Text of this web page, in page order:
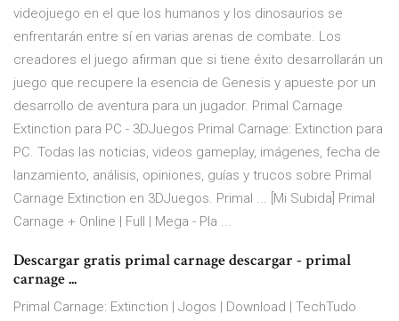
videojuego en el que los humanos y los dinosaurios se
enfrentarán entre sí en varias arenas de combate. Los
creadores el juego afirman que si tiene éxito desarrollarán un
juego que recupere la esencia de Genesis y apueste por un
desarrollo de aventura para un jugador. Primal Carnage
Extinction para PC - 3DJuegos Primal Carnage: Extinction para
PC. Todas las noticias, videos gameplay, imágenes, fecha de
lanzamiento, análisis, opiniones, guías y trucos sobre Primal
Carnage Extinction en 3DJuegos. Primal ... [Mi Subida] Primal
Carnage + Online | Full | Mega - Pla ...
Descargar gratis primal carnage descargar - primal
carnage ...
Primal Carnage: Extinction | Jogos | Download | TechTudo